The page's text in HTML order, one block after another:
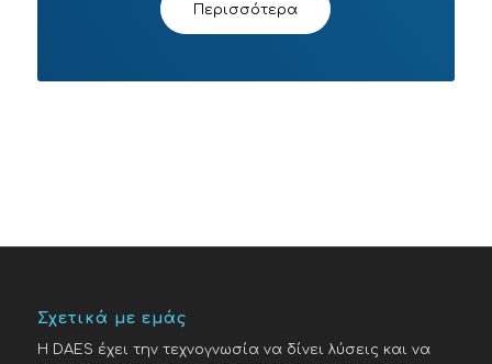
Περισσότερα
Σχετικά με εμάς
H DAES έχει την τεχνογνωσία να δίνει λύσεις και να